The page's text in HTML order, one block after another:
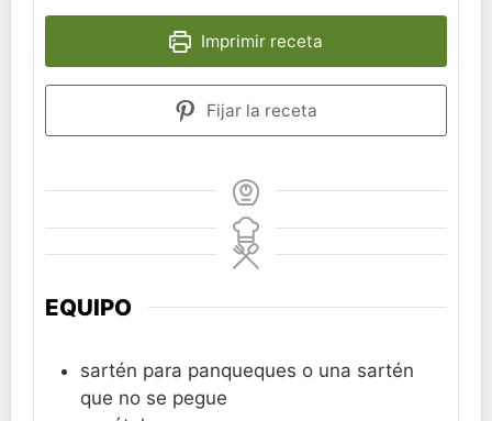
Imprimir receta
Fijar la receta
EQUIPO
sartén para panqueques o una sartén
que no se pegue